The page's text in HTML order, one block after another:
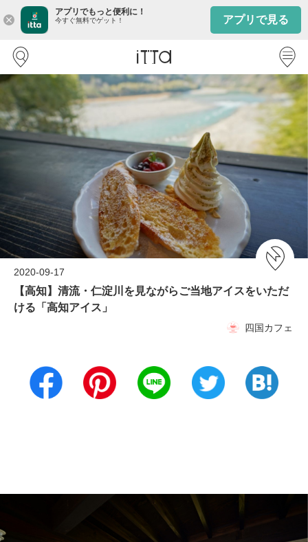
close
アプリでもっと便利に！
今すぐ無料でゲット！ アプリで見る
2020-09-17
【高知】清流・仁淀川を見ながらご当地アイスをいただ
ける「高知アイス」
四国カフェ